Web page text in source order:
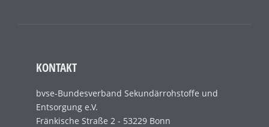
KONTAKT
bvse-Bundesverband Sekundärrohstoffe und
Entsorgung e.V.
Fränkische Straße 2 - 53229 Bonn